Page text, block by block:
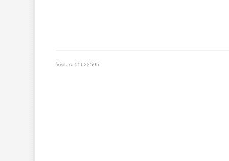
Visitas: 55623595